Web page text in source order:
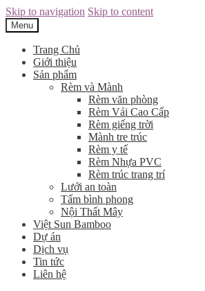
Skip to navigation Skip to content
Menu
Trang Chủ
Giới thiệu
Sản phẩm
Rèm và Mành
Rèm văn phòng
Rèm Vải Cao Cấp
Rèm giếng trời
Mành tre trúc
Rèm y tế
Rèm Nhựa PVC
Rèm trúc trang trí
Lưới an toàn
Tấm bình phong
Nội Thất Mây
Việt Sun Bamboo
Dự án
Dịch vụ
Tin tức
Liên hệ